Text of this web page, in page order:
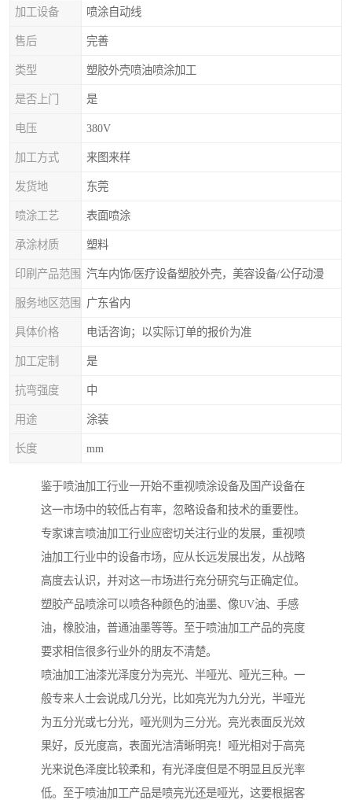
加工设备 喷涂自动线
售后 完善
类型 塑胶外壳喷油喷涂加工
是否上门 是
电压 380V
加工方式 来图来样
发货地 东莞
喷涂工艺 表面喷涂
承涂材质 塑料
印刷产品范围 汽车内饰/医疗设备塑胶外壳，美容设备/公仔动漫
服务地区范围 广东省内
具体价格 电话咨询；以实际订单的报价为准
加工定制 是
抗弯强度 中
用途 涂装
长度 mm
鉴于喷油加工行业一开始不重视喷涂设备及国产设备在
这一市场中的较低占有率，忽略设备和技术的重要性。
专家谏言喷油加工行业应密切关注行业的发展，重视喷
油加工行业中的设备市场，应从长远发展出发，从战略
高度去认识，并对这一市场进行充分研究与正确定位。
塑胶产品喷涂可以喷各种颜色的油墨、像UV油、手感
油，橡胶油，普通油墨等等。至于喷油加工产品的亮度
要求相信很多行业外的朋友不清楚。
喷油加工油漆光泽度分为亮光、半哑光、哑光三种。一
般专来人士会说成几分光，比如亮光为九分光，半哑光
为五分光或七分光，哑光则为三分光。亮光表面反光效
果好，反光度高，表面光洁清晰明亮！哑光相对于高亮
光来说色泽度比较柔和，有光泽度但是不明显且反光率
低。至于喷油加工产品是喷亮光还是哑光，这要根据客